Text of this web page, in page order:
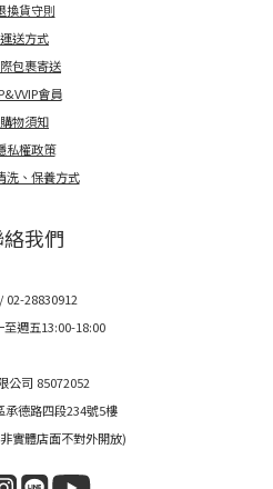
換貨守則
運送方式
包裹寄送
會員
購物須知
私權政策
洗、保養方式
我們
02-28830912
週五13:00-18:00
公司 85072052
承德路四段234號5樓
實體店面不對外開放)